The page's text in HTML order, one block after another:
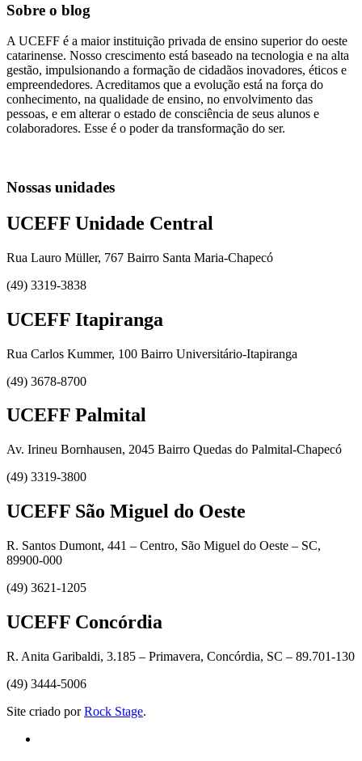
Sobre o blog
A UCEFF é a maior instituição privada de ensino superior do oeste
catarinense. Nosso crescimento está baseado na tecnologia e na alta
gestão, impulsionando a formação de cidadãos inovadores, éticos e
empreendedores. Acreditamos que a evolução está na força do
conhecimento, na qualidade de ensino, no envolvimento das
pessoas, e em alterar o estado de consciência de seus alunos e
colaboradores. Esse é o poder da transformação do ser.
Nossas unidades
UCEFF Unidade Central
Rua Lauro Müller, 767 Bairro Santa Maria-Chapecó
(49) 3319-3838
UCEFF Itapiranga
Rua Carlos Kummer, 100 Bairro Universitário-Itapiranga
(49) 3678-8700
UCEFF Palmital
Av. Irineu Bornhausen, 2045 Bairro Quedas do Palmital-Chapecó
(49) 3319-3800
UCEFF São Miguel do Oeste
R. Santos Dumont, 441 – Centro, São Miguel do Oeste – SC,
89900-000
(49) 3621-1205
UCEFF Concórdia
R. Anita Garibaldi, 3.185 – Primavera, Concórdia, SC – 89.701-130
(49) 3444-5006
Site criado porRock Stage.